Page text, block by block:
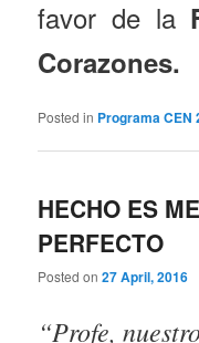
favor de la
Corazones.
Posted in Programa CEN
HECHO ES
PERFECTO
Posted on27 April, 2016
“Profe,